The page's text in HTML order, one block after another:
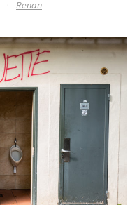
· Renan